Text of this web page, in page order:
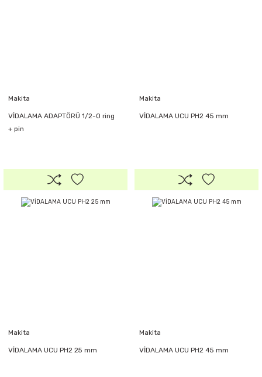
Makita
VİDALAMA ADAPTÖRÜ 1/2-O ring
+ pin
Makita
VİDALAMA UCU PH2 45 mm
Makita
VİDALAMA UCU PH2 25 mm
Makita
VİDALAMA UCU PH2 45 mm